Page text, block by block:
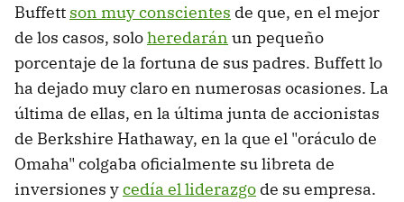
Buffett son muy conscientes de que, en el mejor
de los casos, soloheredarán un pequeño
porcentaje de la fortuna de sus padres. Buffett lo
ha dejado muy claro en numerosas ocasiones. La
última de ellas, en la última junta de accionistas
de Berkshire Hathaway, en la que el "oráculo de
Omaha" colgaba oficialmente su libreta de
inversiones ycedía el liderazgo de su empresa.